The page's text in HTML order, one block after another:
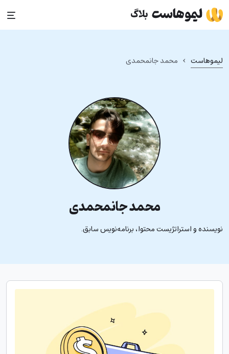
Skip
to
content
لیموهاست › محمد جانمحمدی
محمد جانمحمدی
نویسنده و استراتژیست محتوا، برنامه‌نویس سابق.